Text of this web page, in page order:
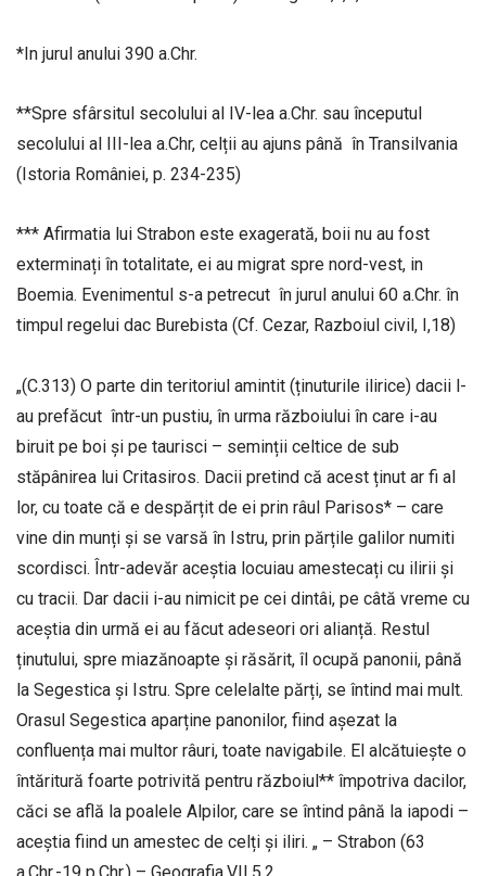
*In jurul anului 390 a.Chr.
**Spre sfârsitul secolului al IV-lea a.Chr. sau începutul
secolului al III-lea a.Chr, celții au ajuns până în Transilvania
(Istoria României, p. 234-235)
*** Afirmatia lui Strabon este exagerată, boii nu au fost
exterminați în totalitate, ei au migrat spre nord-vest, in
Boemia. Evenimentul s-a petrecut în jurul anului 60 a.Chr. în
timpul regelui dac Burebista (Cf. Cezar, Razboiul civil, I,18)
„(C.313) O parte din teritoriul amintit (ținuturile ilirice) dacii l-
au prefăcut într-un pustiu, în urma războiului în care i-au
biruit pe boi și pe taurisci – seminții celtice de sub
stăpânirea lui Critasiros. Dacii pretind că acest ținut ar fi al
lor, cu toate că e despărțit de ei prin râul Parisos* – care
vine din munți și se varsă în Istru, prin părțile galilor numiti
scordisci. Într-adevăr aceștia locuiau amestecați cu ilirii și
cu tracii. Dar dacii i-au nimicit pe cei dintâi, pe câtă vreme cu
aceștia din urmă ei au făcut adeseori ori alianță. Restul
ținutului, spre miazănoapte și răsărit, îl ocupă panonii, până
la Segestica și Istru. Spre celelalte părți, se întind mai mult.
Orasul Segestica aparține panonilor, fiind așezat la
confluența mai multor râuri, toate navigabile. El alcătuiește o
întăritură foarte potrivită pentru războiul** împotriva dacilor,
căci se află la poalele Alpilor, care se întind până la iapodi –
aceștia fiind un amestec de celți și iliri. „ – Strabon (63
a.Chr.-19 p.Chr.) – Geografia,VII,5,2